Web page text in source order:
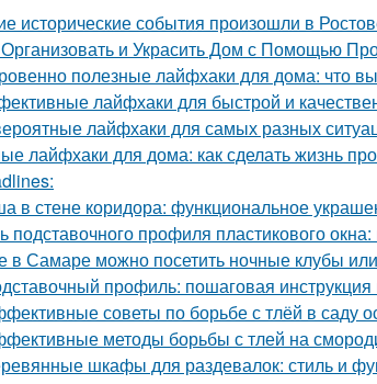
исторические события произошли в
Организовать и Украсить Дом с Помощью
полезные лайфхаки для дома: что
лайфхаки для быстрой и
лайфхаки для самых разных
лайфхаки для дома: как сделать жизнь
в стене коридора: функциональное
подставочного профиля пластикового
в Самаре можно посетить ночные клубы
профиль: пошаговая
советы по борьбе с тлёй в саду
методы борьбы с тлей на
шкафы для раздевалок: стиль и